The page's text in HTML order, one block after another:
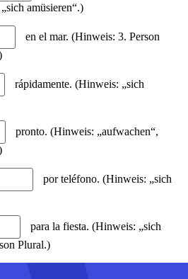
amüsieren“.)
en el mar. (Hinweis: 3. Person
rápidamente. (Hinweis: „sich
pronto. (Hinweis: „aufwachen“,
por teléfono. (Hinweis: „sich
para la fiesta. (Hinweis: „sich
Plural.)